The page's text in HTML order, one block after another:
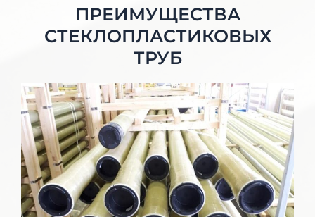
ПРЕИМУЩЕСТВА
СТЕКЛОПЛАСТИКОВЫХ
ТРУБ